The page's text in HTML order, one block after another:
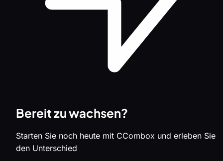
Bereit zu wachsen?
Starten Sie noch heute mit CCombox und erleben Sie
den Unterschied